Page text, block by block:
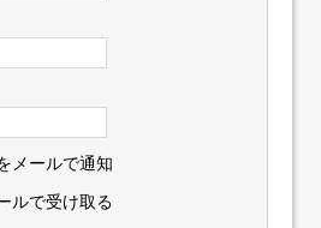
メールで通知
ルで受け取る